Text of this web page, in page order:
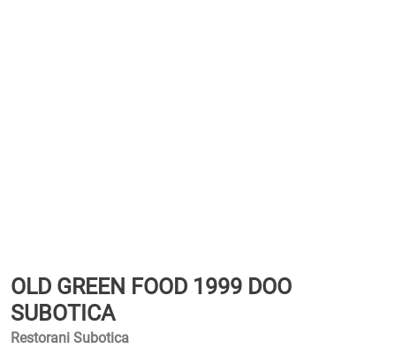
OLD GREEN FOOD 1999 DOO
SUBOTICA
Restorani Subotica